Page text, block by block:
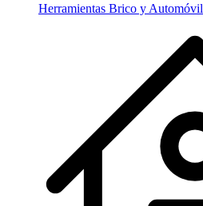
Herramientas Brico y Automóvil